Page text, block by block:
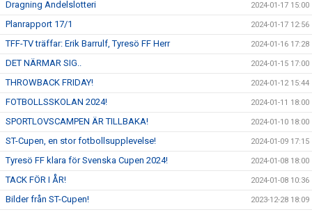
Dragning Andelslotteri 2024-01-17 15:00
Planrapport 17/1 2024-01-17 12:56
TFF-TV träffar: Erik Barrulf, Tyresö FF Herr 2024-01-16 17:28
DET NÄRMAR SIG.. 2024-01-15 17:00
THROWBACK FRIDAY! 2024-01-12 15:44
FOTBOLLSSKOLAN 2024! 2024-01-11 18:00
SPORTLOVSCAMPEN ÄR TILLBAKA! 2024-01-10 18:00
ST-Cupen, en stor fotbollsupplevelse! 2024-01-09 17:15
Tyresö FF klara för Svenska Cupen 2024! 2024-01-08 18:00
TACK FÖR I ÅR! 2024-01-08 10:36
Bilder från ST-Cupen! 2023-12-28 18:09